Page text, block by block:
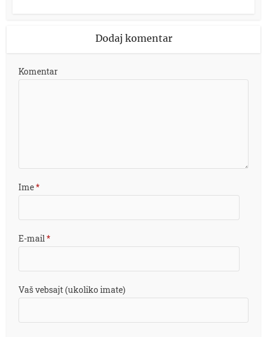
Dodaj komentar
Komentar
Ime*
E-mail*
Vaš vebsajt (ukoliko imate)